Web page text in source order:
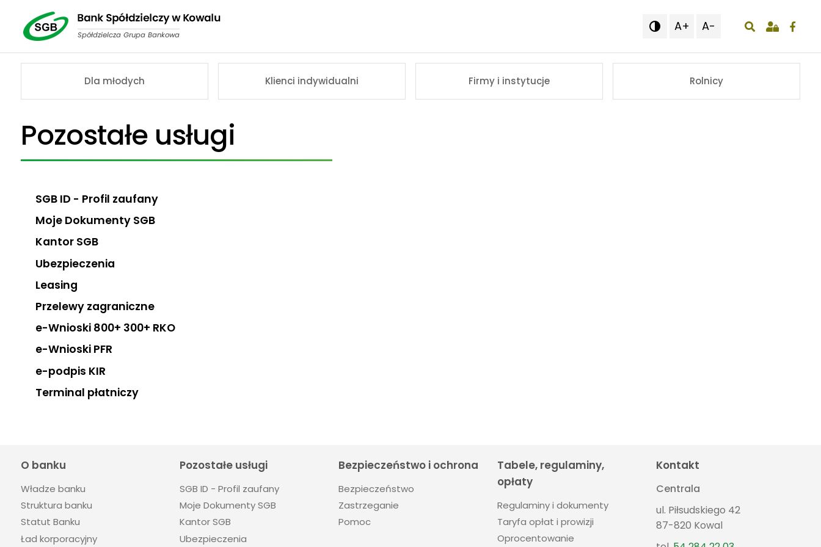
 A+ A-
Dla młodych Klienci indywidualni Firmy i instytucje Rolnicy
Pozostałe usługi
SGB ID - Profil zaufany
Moje Dokumenty SGB
Kantor SGB
Ubezpieczenia
Leasing
Przelewy zagraniczne
e-Wnioski 800+ 300+ RKO
e-Wnioski PFR
e-podpis KIR
Terminal płatniczy
O banku
Władze banku
Struktura banku
Statut Banku
Ład korporacyjny
Pozostałe usługi
SGB ID - Profil zaufany
Moje Dokumenty SGB
Kantor SGB
Ubezpieczenia
Bezpieczeństwo i ochrona
Bezpieczeństwo
Zastrzeganie
Pomoc
Tabele, regulaminy,
opłaty
Regulaminy i dokumenty
Taryfa opłat i prowizji
Oprocentowanie
Kontakt
Centrala
ul. Piłsudskiego 42
87-820 Kowal